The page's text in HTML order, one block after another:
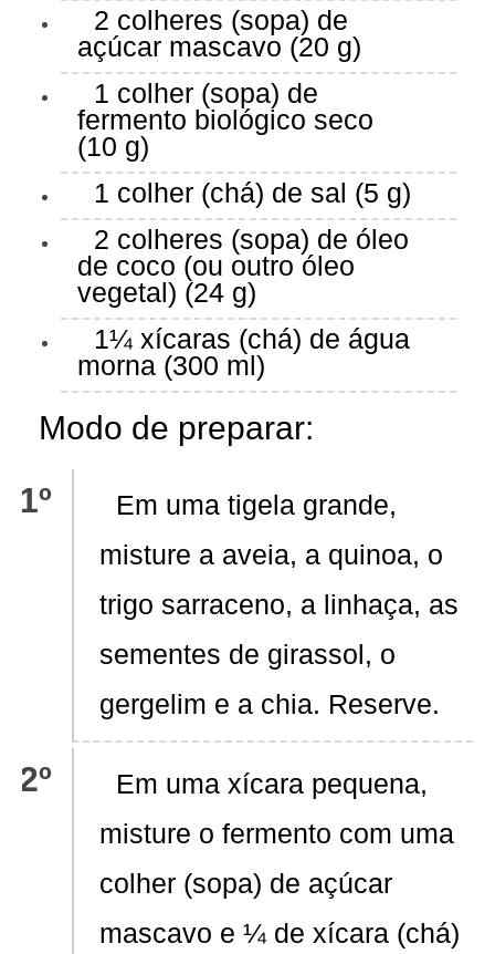
2 colheres (sopa) de
açúcar mascavo (20 g)
1 colher (sopa) de
fermento biológico seco
(10 g)
1 colher (chá) de sal (5 g)
2 colheres (sopa) de óleo
de coco (ou outro óleo
vegetal) (24 g)
1¼ xícaras (chá) de água
morna (300 ml)
Modo de preparar:
Em uma tigela grande,
misture a aveia, a quinoa, o
trigo sarraceno, a linhaça, as
sementes de girassol, o
gergelim e a chia. Reserve.
Em uma xícara pequena,
misture o fermento com uma
colher (sopa) de açúcar
mascavo e ¼ de xícara (chá)